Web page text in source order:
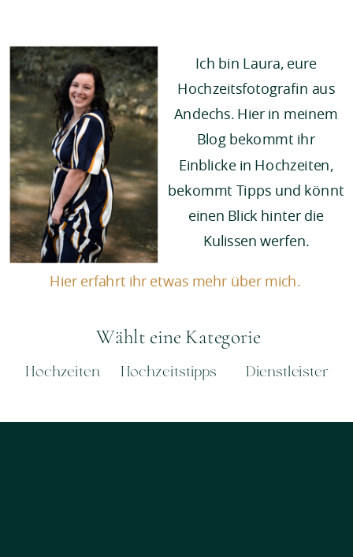
Ich bin Laura, eure
Hochzeitsfotografin aus
Andechs. Hier in meinem
Blog bekommt ihr
Einblicke in Hochzeiten,
bekommt Tipps und könnt
einen Blick hinter die
Kulissen werfen.
Hier erfahrt ihr etwas mehr über mich.
Wählt eine Kategorie
Hochzeiten Hochzeitstipps Dienstleister